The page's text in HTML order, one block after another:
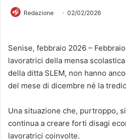
Redazione 02/02/2026
Senise, febbraio 2026 –
lavoratrici della mensa
della ditta SLEM, non hanno
del mese di dicembre né la
Una situazione che, purtroppo,
continua a creare forti disagi
lavoratrici coinvolte.